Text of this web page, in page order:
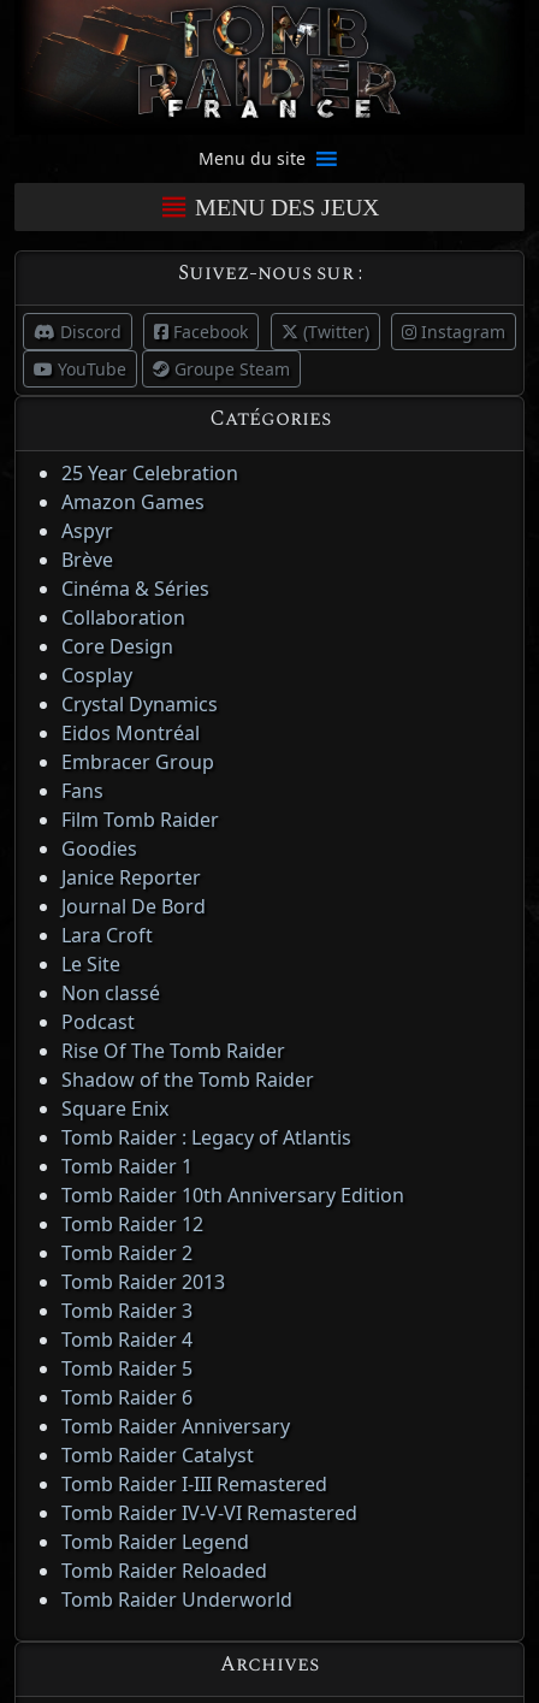
Menu du site
MENU DES JEUX
Suivez-nous sur :
Discord Facebook (Twitter)
Instagram
YouTube
Groupe Steam
Catégories
25 Year Celebration
Amazon Games
Aspyr
Brève
Cinéma & Séries
Collaboration
Core Design
Cosplay
Crystal Dynamics
Eidos Montréal
Embracer Group
Fans
Film Tomb Raider
Goodies
Janice Reporter
Journal De Bord
Lara Croft
Le Site
Non classé
Podcast
Rise Of The Tomb Raider
Shadow of the Tomb Raider
Square Enix
Tomb Raider : Legacy of Atlantis
Tomb Raider 1
Tomb Raider 10th Anniversary Edition
Tomb Raider 12
Tomb Raider 2
Tomb Raider 2013
Tomb Raider 3
Tomb Raider 4
Tomb Raider 5
Tomb Raider 6
Tomb Raider Anniversary
Tomb Raider Catalyst
Tomb Raider I-III Remastered
Tomb Raider IV-V-VI Remastered
Tomb Raider Legend
Tomb Raider Reloaded
Tomb Raider Underworld
Archives